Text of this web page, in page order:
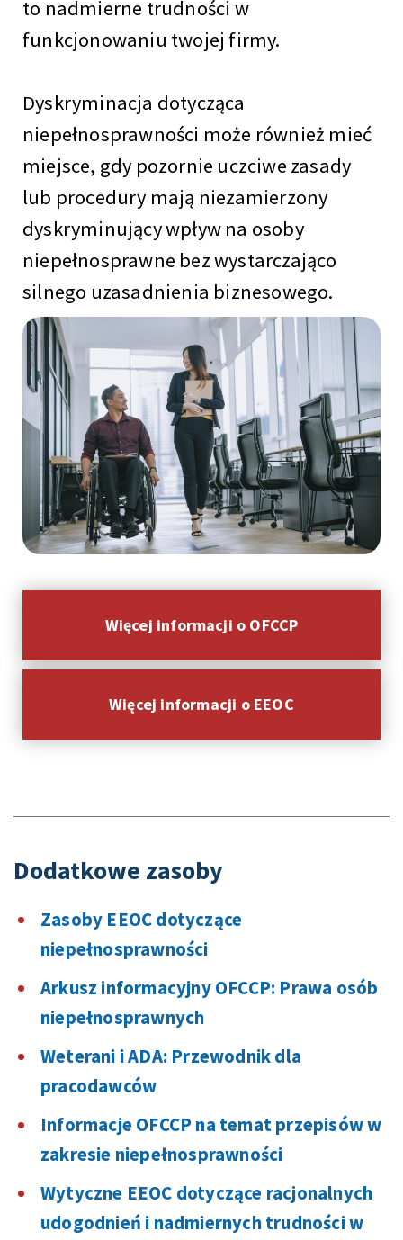
to nadmierne trudności w
funkcjonowaniu twojej firmy.
Dyskryminacja dotycząca
niepełnosprawności może również mieć
miejsce, gdy pozornie uczciwe zasady
lub procedury mają niezamierzony
dyskryminujący wpływ na osoby
niepełnosprawne bez wystarczająco
silnego uzasadnienia biznesowego.
Więcej informacji o OFCCP
Więcej informacji o EEOC
Dodatkowe zasoby
Zasoby EEOC dotyczące
niepełnosprawności
Arkusz informacyjny OFCCP: Prawa osób
niepełnosprawnych
Weterani i ADA: Przewodnik dla
pracodawców
Informacje OFCCP na temat przepisów w
zakresie niepełnosprawności
Wytyczne EEOC dotyczące racjonalnych
udogodnień i nadmiernych trudności w